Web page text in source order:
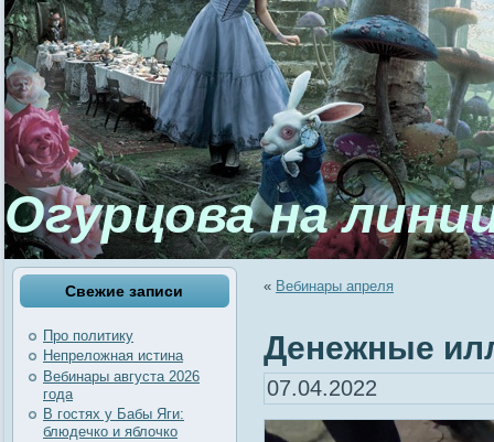
Огурцова на
Свежие записи
Про политику
Непреложная истина
Вебинары августа 2026
года
В гостях у Бабы Яги:
блюдечко и яблочко
« Вебинары апреля
Денежные
07.04.2022